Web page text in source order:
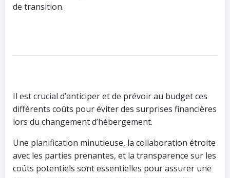
de transition.
Il est crucial d’anticiper et de prévoir au budget ces
différents coûts pour éviter des surprises financières
lors du changement d’hébergement.
Une planification minutieuse, la collaboration étroite
avec les parties prenantes, et la transparence sur les
coûts potentiels sont essentielles pour assurer une